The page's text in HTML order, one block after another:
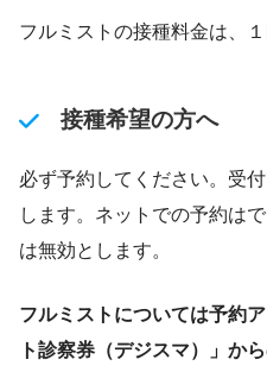
フルミストの接種料金は、
接種希望の方へ
必ず予約してください。受
します。ネットでの予約は
は無効とします。
フルミストについては予約
ト診察券（デジスマ）」か